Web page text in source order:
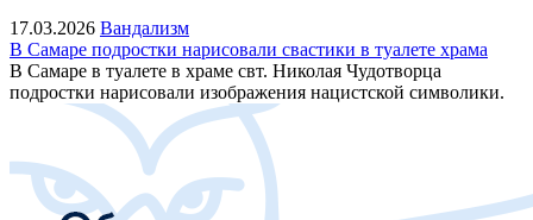
17.03.2026 Вандализм
В Самаре подростки нарисовали свастики в туалете храма
В Самаре в туалете в храме свт. Николая Чудотворца
подростки нарисовали изображения нацистской символики.